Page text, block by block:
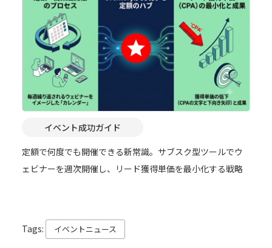
イベント成功ガイド
定額で何度でも開催できる新常識。サブスク型ツールでウ
ェビナーを週次開催し、リード獲得単価を最小化する戦略
Tags: イベントニュース